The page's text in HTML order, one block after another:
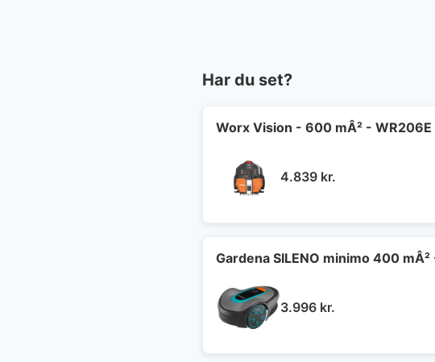
Har du set?
Worx Vision - 600 mÂ² -
4.839 kr.
Gardena SILENO minimo 400
3.996 kr.